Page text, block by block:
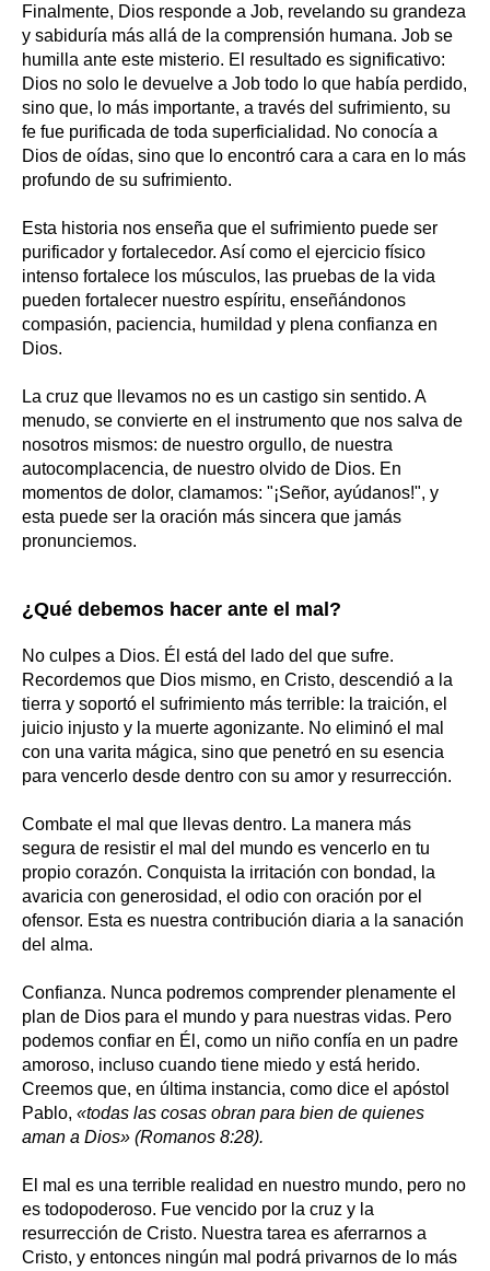
Finalmente, Dios responde a Job, revelando su grandeza
y sabiduría más allá de la comprensión humana. Job se
humilla ante este misterio. El resultado es significativo:
Dios no solo le devuelve a Job todo lo que había perdido,
sino que, lo más importante, a través del sufrimiento, su
fe fue purificada de toda superficialidad. No conocía a
Dios de oídas, sino que lo encontró cara a cara en lo más
profundo de su sufrimiento.
Esta historia nos enseña que el sufrimiento puede ser
purificador y fortalecedor. Así como el ejercicio físico
intenso fortalece los músculos, las pruebas de la vida
pueden fortalecer nuestro espíritu, enseñándonos
compasión, paciencia, humildad y plena confianza en
Dios.
La cruz que llevamos no es un castigo sin sentido. A
menudo, se convierte en el instrumento que nos salva de
nosotros mismos: de nuestro orgullo, de nuestra
autocomplacencia, de nuestro olvido de Dios. En
momentos de dolor, clamamos: "¡Señor, ayúdanos!", y
esta puede ser la oración más sincera que jamás
pronunciemos.
¿Qué debemos hacer ante el mal?
No culpes a Dios. Él está del lado del que sufre.
Recordemos que Dios mismo, en Cristo, descendió a la
tierra y soportó el sufrimiento más terrible: la traición, el
juicio injusto y la muerte agonizante. No eliminó el mal
con una varita mágica, sino que penetró en su esencia
para vencerlo desde dentro con su amor y resurrección.
Combate el mal que llevas dentro. La manera más
segura de resistir el mal del mundo es vencerlo en tu
propio corazón. Conquista la irritación con bondad, la
avaricia con generosidad, el odio con oración por el
ofensor. Esta es nuestra contribución diaria a la sanación
del alma.
Confianza. Nunca podremos comprender plenamente el
plan de Dios para el mundo y para nuestras vidas. Pero
podemos confiar en Él, como un niño confía en un padre
amoroso, incluso cuando tiene miedo y está herido.
Creemos que, en última instancia, como dice el apóstol
Pablo, «todas las cosas obran para bien de quienes
aman a Dios» (Romanos 8:28).
El mal es una terrible realidad en nuestro mundo, pero no
es todopoderoso. Fue vencido por la cruz y la
resurrección de Cristo. Nuestra tarea es aferrarnos a
Cristo, y entonces ningún mal podrá privarnos de lo más